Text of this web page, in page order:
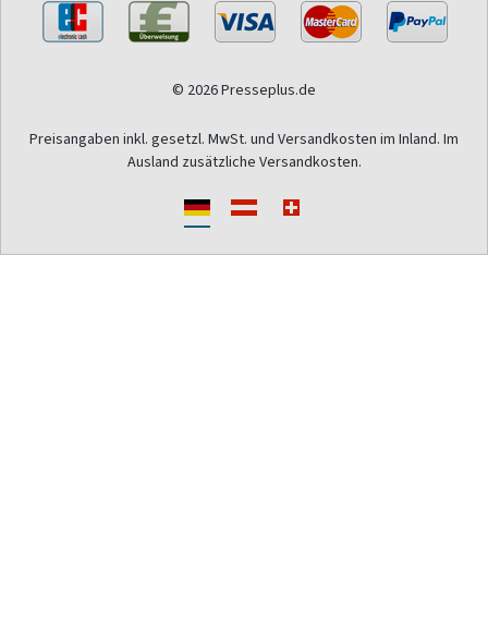
© 2026 Presseplus.de
Preisangaben inkl. gesetzl. MwSt. und Versandkosten im Inland. Im
Ausland zusätzliche Versandkosten.